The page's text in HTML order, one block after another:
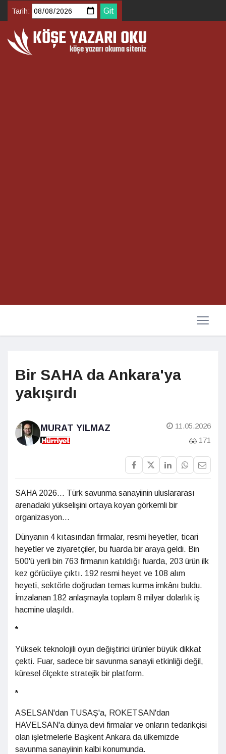
Tarih:
Bir SAHA da Ankara'ya
yakışırdı
MURAT YILMAZ
11.05.2026
171
SAHA 2026... Türk savunma sanayiinin uluslara­rası
arenadaki yükseli­şini ortaya koyan görkemli bir
organizasyon...
Dünyanın 4 kıtasından firmalar, resmi heyetler, ticari
heyetler ve ziyaretçiler, bu fuarda bir araya geldi. Bin
500'ü yerli bin 763 firmanın katıldığı fuarda, 203 ürün ilk
kez görücüye çıktı. 192 resmi heyet ve 108 alım
heyeti, sektörle doğrudan temas kurma imkânı buldu.
İmzalanan 182 anlaşmayla toplam 8 milyar dolarlık iş
hacmine ulaşıldı.
*
Yüksek teknolojili oyun değiştirici ürünler büyük dikkat
çekti. Fuar, sadece bir savunma sanayii etkinliği değil,
küresel ölçekte stratejik bir platform.
*
ASELSAN'dan TUSAŞ'a, ROKETSAN'dan
HAVELSAN'a dünya devi firmalar ve onların tedarikçisi
olan işletmelerle Başkent Ankara da ülkemizde
savunma sanayiinin kalbi konumunda.